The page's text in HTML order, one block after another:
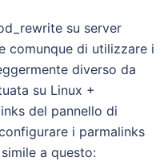
su server
comunque di utilizzare i
diverso da
su Linux +
del pannello di
i parmalinks
a questo: